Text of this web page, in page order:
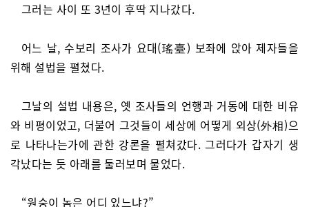
그러는 사이 또 3년이 후딱 지나갔다.
어느 날, 수보리 조사가 요대(瑤臺) 보좌에 앉아 제자들을
위해 설법을 펼쳤다.
그날의 설법 내용은, 옛 조사들의 언행과 거동에 대한 비유
와 비평이었고, 더불어 그것들이 세상에 어떻게 외상(外相)으
로 나타나는가에 관한 강론을 펼쳐갔다. 그러다가 갑자기 생
각났다는 듯 아래를 둘러보며 물었다.
“원숭이 놈은 어디 있느냐?”